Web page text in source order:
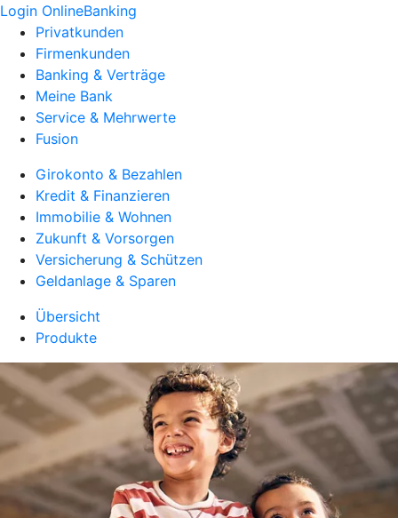
Login OnlineBanking
Privatkunden
Firmenkunden
Banking & Verträge
Meine Bank
Service & Mehrwerte
Fusion
Girokonto & Bezahlen
Kredit & Finanzieren
Immobilie & Wohnen
Zukunft & Vorsorgen
Versicherung & Schützen
Geldanlage & Sparen
Übersicht
Produkte